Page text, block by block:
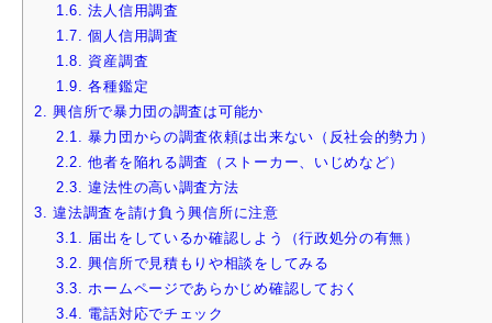
1.6.
法人信用調査
1.7.
個人信用調査
1.8.
資産調査
1.9.
各種鑑定
2.
興信所で暴力団の調査は可能か
2.1.
暴力団からの調査依頼は出来ない（反社会的勢力）
2.2.
他者を陥れる調査（ストーカー、いじめなど）
2.3.
違法性の高い調査方法
3.
違法調査を請け負う興信所に注意
3.1.
届出をしているか確認しよう（行政処分の有無）
3.2.
興信所で見積もりや相談をしてみる
3.3.
ホームページであらかじめ確認しておく
3.4.
電話対応でチェック